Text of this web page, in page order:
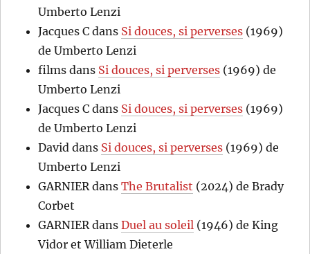
Umberto Lenzi
Jacques C dans Si douces, si perverses (1969)
de Umberto Lenzi
films dans Si douces, si perverses (1969) de
Umberto Lenzi
Jacques C dans Si douces, si perverses (1969)
de Umberto Lenzi
David dans Si douces, si perverses (1969) de
Umberto Lenzi
GARNIER dansThe Brutalist (2024) de Brady
Corbet
GARNIER dansDuel au soleil (1946) de King
Vidor et William Dieterle